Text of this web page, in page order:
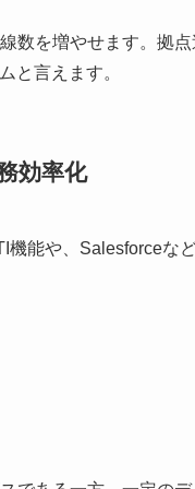
数を増やせます。拠
と言えます。
効率化
機能や、Salesforceな